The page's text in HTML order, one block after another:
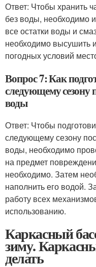
Ответ: Чтобы хранить
без воды, необходимо
все остатки воды и
необходимо высушить
погодных условий
Вопрос 7: Как
следующему сезону
воды
Ответ: Чтобы
следующему сезону
воды, необходимо
на предмет
необходимо. Затем
наполнить его водой.
работу всех
использованию.
Каркасный
зиму.
делать